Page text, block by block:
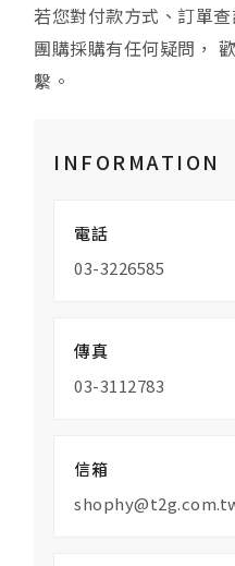
若您對付款方式、訂單
團購採購有任何疑問，
繫。
INFORMATION
電話
03-3226585
傳真
03-3112783
信箱